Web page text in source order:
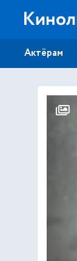
Актёрам